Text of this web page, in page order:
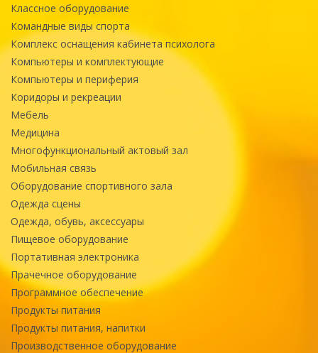
Классное оборудование
Командные виды спорта
Комплекс оснащения кабинета психолога
Компьютеры и комплектующие
Компьютеры и периферия
Коридоры и рекреации
Мебель
Медицина
Многофункциональный актовый зал
Мобильная связь
Оборудование спортивного зала
Одежда сцены
Одежда, обувь, аксессуары
Пищевое оборудование
Портативная электроника
Прачечное оборудование
Программное обеспечение
Продукты питания
Продукты питания, напитки
Производственное оборудование